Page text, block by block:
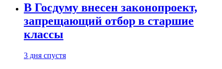
В Госдуму внесен законопроект,
запрещающий отбор в старшие
классы
3 дня спустя